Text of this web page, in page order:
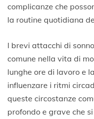
complicanze che
la routine quotidiana
I brevi attacchi di
comune nella vita di
lunghe ore di lavoro e
influenzare i ritmi
queste circostanze
profondo e grave che